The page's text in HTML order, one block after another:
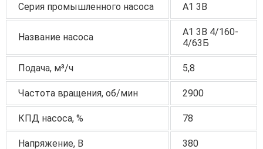
Серия промышленного насоса А1 3В
Название насоса
А1 3В 4/160-
4/63Б
Подача, м³/ч 5,8
Частота вращения, об/мин 2900
КПД насоса, % 78
Напряжение, В 380